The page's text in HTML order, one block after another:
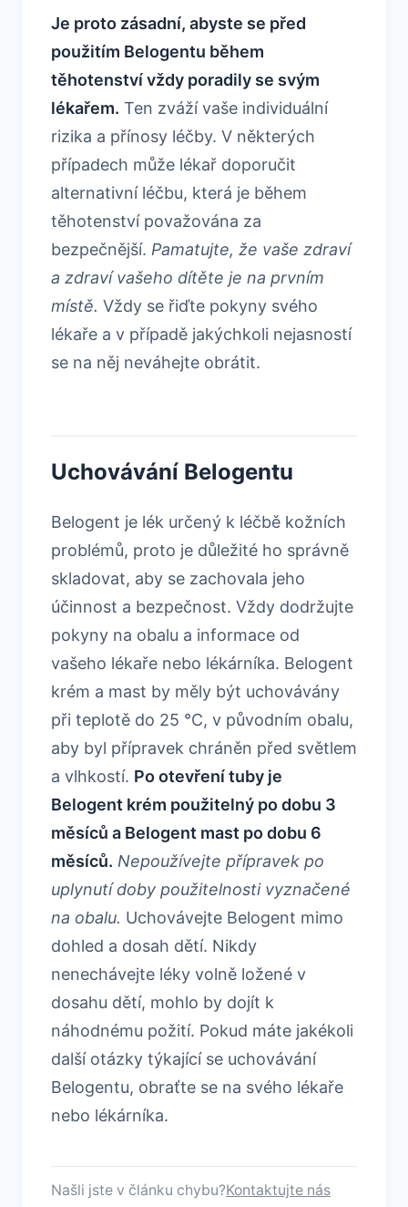
Je proto zásadní, abyste se před
použitím Belogentu během
těhotenství vždy poradily se svým
lékařem. Ten zváží vaše individuální
rizika a přínosy léčby. V některých
případech může lékař doporučit
alternativní léčbu, která je během
těhotenství považována za
bezpečnější. Pamatujte, že vaše zdraví
a zdraví vašeho dítěte je na prvním
místě. Vždy se řiďte pokyny svého
lékaře a v případě jakýchkoli nejasností
se na něj neváhejte obrátit.
Uchovávání Belogentu
Belogent je lék určený k léčbě kožních
problémů, proto je důležité ho správně
skladovat, aby se zachovala jeho
účinnost a bezpečnost. Vždy dodržujte
pokyny na obalu a informace od
vašeho lékaře nebo lékárníka. Belogent
krém a mast by měly být uchovávány
při teplotě do 25 °C, v původním obalu,
aby byl přípravek chráněn před světlem
a vlhkostí. Po otevření tuby je
Belogent krém použitelný po dobu 3
měsíců a Belogent mast po dobu 6
měsíců. Nepoužívejte přípravek po
uplynutí doby použitelnosti vyznačené
na obalu. Uchovávejte Belogent mimo
dohled a dosah dětí. Nikdy
nenechávejte léky volně ložené v
dosahu dětí, mohlo by dojít k
náhodnému požití. Pokud máte jakékoli
další otázky týkající se uchovávání
Belogentu, obraťte se na svého lékaře
nebo lékárníka.
Našli jste v článku chybu?Kontaktujte nás